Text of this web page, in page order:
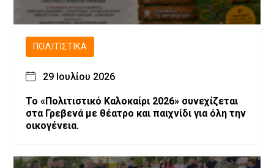
ΠΟΛΙΤΙΣΤΙΚΆ
29 Ιουλίου 2026
Το «Πολιτιστικό Καλοκαίρι 2026» συνεχίζεται
στα Γρεβενά με θέατρο και παιχνίδι για όλη την
οικογένεια.